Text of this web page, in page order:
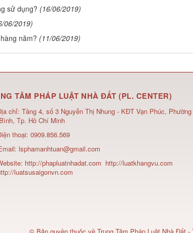
sử dụng? (16/06/2019)
06/2019)
năm? (11/06/2019)
TÂM PHÁP LUẬT NHÀ ĐẤT (PL. CENTER)
chỉ: Tầng 4, số 3 Nguyễn Thị Nhung - KĐT Vạn Phúc, Phường
Tp. Hồ Chí Minh
thoại: 0909.856.569
lsphamanhtuan@gmail.com
http://phapluatnhadat.com http://luatkhangvu.com
luatsusaigonvn.com